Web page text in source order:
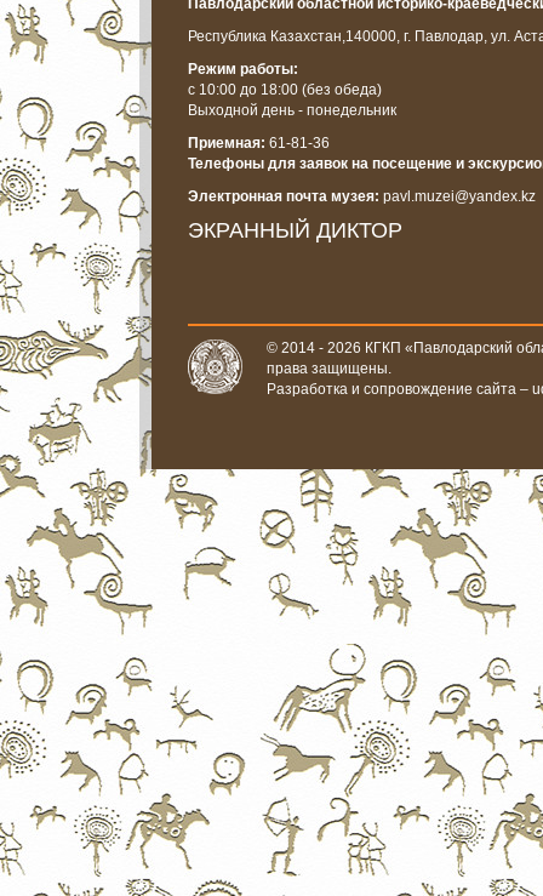
Павлодарский областной историко-
Республика Казахстан,140000, г. Павлодар, ул.
Режим работы:
с 10:00 до 18:00 (без обеда)
Выходной день - понедельник
Приемная: 61-81-36
Телефоны для заявок на посещение и
Электронная почта музея: pavl.muzei@yandex.kz
ЭКРАННЫЙ ДИКТОР
© 2014 - 2026 КГКП «Павлодарский
права защищены.
Разработка и сопровождение сайта –